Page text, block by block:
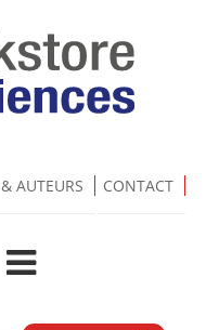
AUTEURS CONTACT